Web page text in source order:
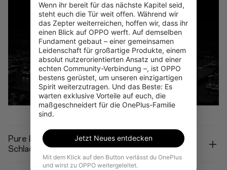
Pure Leistung auf und außerhalb des
Schlachtfelds.
Wenn ihr bereit für das nächste Kapitel seid,
steht euch die Tür weit offen. Während wir
das Zepter weiterreichen, hoffen wir, dass ihr
einen Blick auf OPPO werft. Auf demselben
Fundament gebaut – einer gemeinsamen
Leidenschaft für großartige Produkte, einem
absolut nutzerorientierten Ansatz und einer
echten Community-Verbindung –, ist OPPO
bestens gerüstet, um unseren einzigartigen
Spirit weiterzutragen. Und das Beste: Es
warten exklusive Vorteile auf euch, die
maßgeschneidert für die OnePlus-Familie
sind.
Jetzt Neues entdecken
Mit dem Klick auf den Button verlässt du OnePlus
und wirst zu OPPO weitergeleitet.